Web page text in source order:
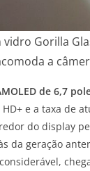
vidro Gorilla
a
de 6,7
e a taxa de
do display
da geração